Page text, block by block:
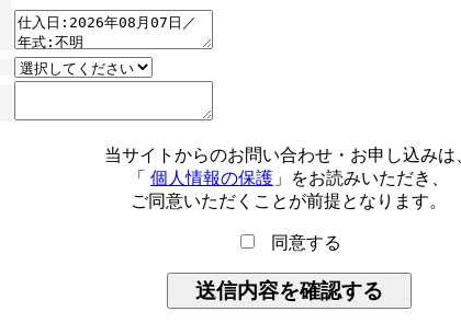
当サイトからのお問い合わせ・お申し込みは
「 個人情報の保護 」をお読みいただき、
ご同意いただくことが前提となります。
同意する
送信内容を確認する